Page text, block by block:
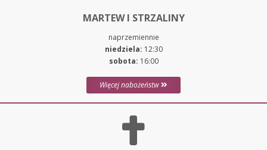
MARTEW I STRZALINY
naprzemiennie
niedziela: 12:30
sobota: 16:00
Więcej nabożeństw